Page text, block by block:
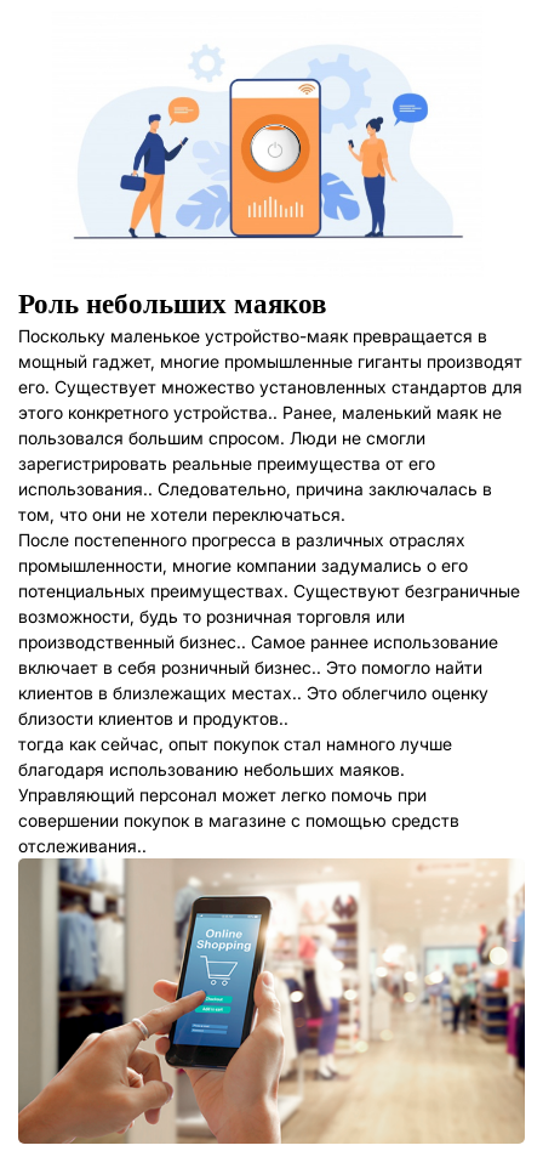
Роль небольших маяков
Поскольку маленькое устройство-маяк превращается в
мощный гаджет, многие промышленные гиганты производят
его. Существует множество установленных стандартов для
этого конкретного устройства.. Ранее, маленький маяк не
пользовался большим спросом. Люди не смогли
зарегистрировать реальные преимущества от его
использования.. Следовательно, причина заключалась в
том, что они не хотели переключаться.
После постепенного прогресса в различных отраслях
промышленности, многие компании задумались о его
потенциальных преимуществах. Существуют безграничные
возможности, будь то розничная торговля или
производственный бизнес.. Самое раннее использование
включает в себя розничный бизнес.. Это помогло найти
клиентов в близлежащих местах.. Это облегчило оценку
близости клиентов и продуктов..
тогда как сейчас, опыт покупок стал намного лучше
благодаря использованию небольших маяков.
Управляющий персонал может легко помочь при
совершении покупок в магазине с помощью средств
отслеживания..